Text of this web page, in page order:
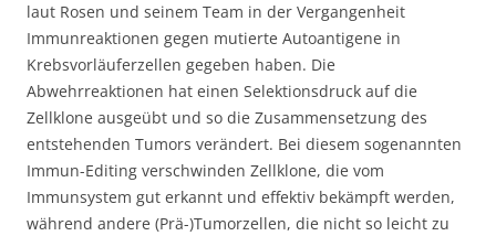
laut Rosen und seinem Team in der Vergangenheit
Immunreaktionen gegen mutierte Autoantigene in
Krebsvorläuferzellen gegeben haben. Die
Abwehrreaktionen hat einen Selektionsdruck auf die
Zellklone ausgeübt und so die Zusammensetzung des
entstehenden Tumors verändert. Bei diesem sogenannten
Immun-Editing verschwinden Zellklone, die vom
Immunsystem gut erkannt und effektiv bekämpft werden,
während andere (Prä-)Tumorzellen, die nicht so leicht zu